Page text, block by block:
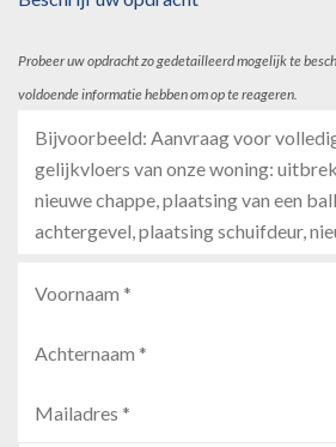
Probeer uw opdracht zo gedetailleerd mogelijk te
voldoende informatie hebben om op te reageren.